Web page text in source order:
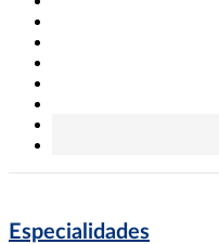
Especialidades